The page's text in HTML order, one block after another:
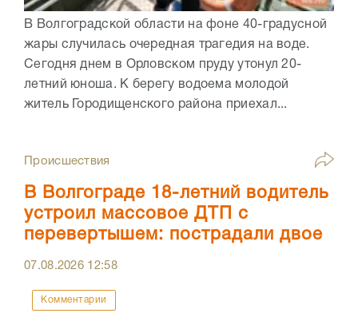
В Волгоградской области на фоне 40-градусной
жары случилась очередная трагедия на воде.
Сегодня днем в Орловском пруду утонул 20-
летний юноша. К берегу водоема молодой
житель Городищенского района приехал...
Происшествия
В Волгограде 18-летний водитель
устроил массовое ДТП с
перевертышем: пострадали двое
07.08.2026 12:58
Комментарии